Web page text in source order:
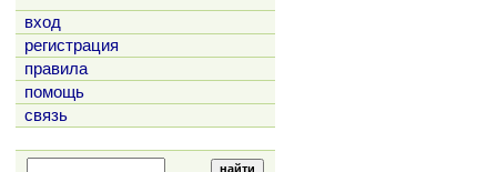
вход
регистрация
правила
помощь
связь